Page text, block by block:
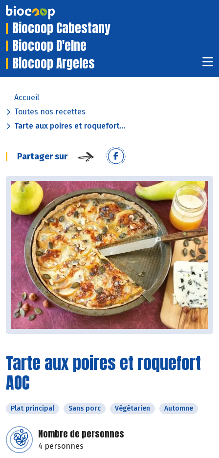
Biocoop Cabestany
Biocoop D'elne
Biocoop Argeles
Accueil
Toutes nos recettes
Tarte aux poires et roquefort...
Partager sur
Tarte aux poires et roquefort
AOC
Plat principal Sans porc Végétarien Automne
Nombre de personnes
4 personnes